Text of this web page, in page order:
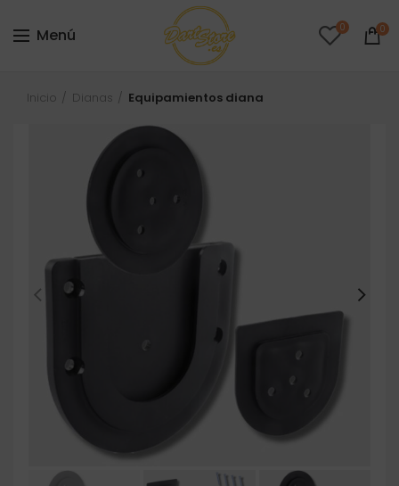
Menú 0 0
Inicio Dianas Equipamientos diana